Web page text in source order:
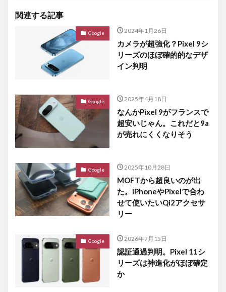
関連する記事
Google 2024年1月26日
カメラが超強化？Pixel 9シ
リーズのほぼ確的的なデザ
イン判明
Google 2025年4月18日
なんかPixel 9がフランスで
超安いじゃん。これだと9a
が売れにくくなりそう
Google 2025年10月28日
MOFTから超良いのが出
た。iPhoneやPixelで合わ
せて使いたいQi2アクセサ
リー
Google 2026年7月15日
認証通過判明。Pixel 11シ
リーズは神進化がほぼ確定
か